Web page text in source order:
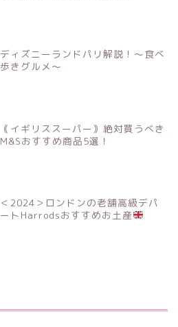
ディズニーランドパリ解説！〜食べ
歩きグルメ〜
｟イギリススーパー｠絶対買うべき
M&Sおすすめ商品5選！
＜2024＞ロンドンの老舗高級デパ
ートHarrodsおすすめお土産